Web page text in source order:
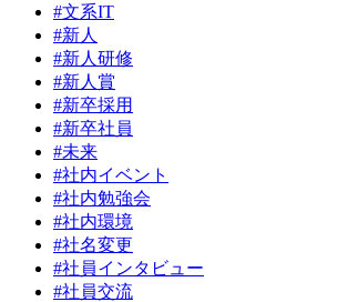
#文系IT
#新人
#新人研修
#新人賞
#新卒採用
#新卒社員
#未来
#社内イベント
#社内勉強会
#社内環境
#社名変更
#社員インタビュー
#社員交流